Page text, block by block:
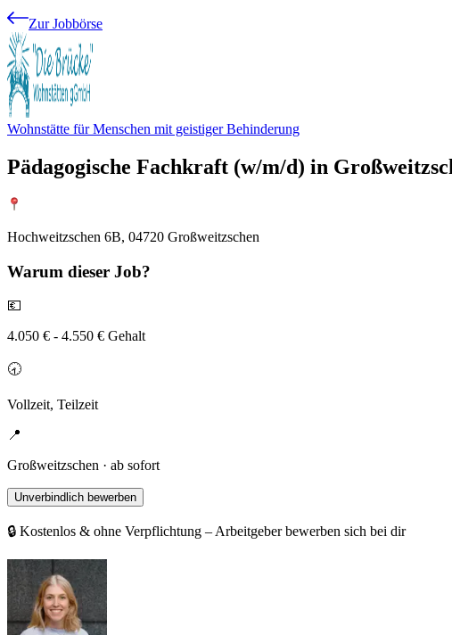
Zur Jobbörse
Wohnstätte für Menschen mit geistiger Behinderung
Pädagogische Fachkraft (w/m/d) in
Hochweitzschen 6B, 04720 Großweitzschen
Warum dieser Job?
💶
4.050 € - 4.550 € Gehalt
🕣
Vollzeit, Teilzeit
📍
Großweitzschen · ab sofort
Unverbindlich bewerben
🔒 Kostenlos & ohne Verpflichtung – Arbeitgeber bewerben sich bei dir